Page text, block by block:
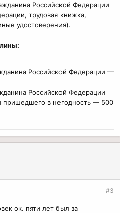
Российской Федерации
трудовая книжка,
удостоверения).
Российской Федерации —
Российской Федерации
пришедшего в негодность — 500
#3
ок. пяти лет был за